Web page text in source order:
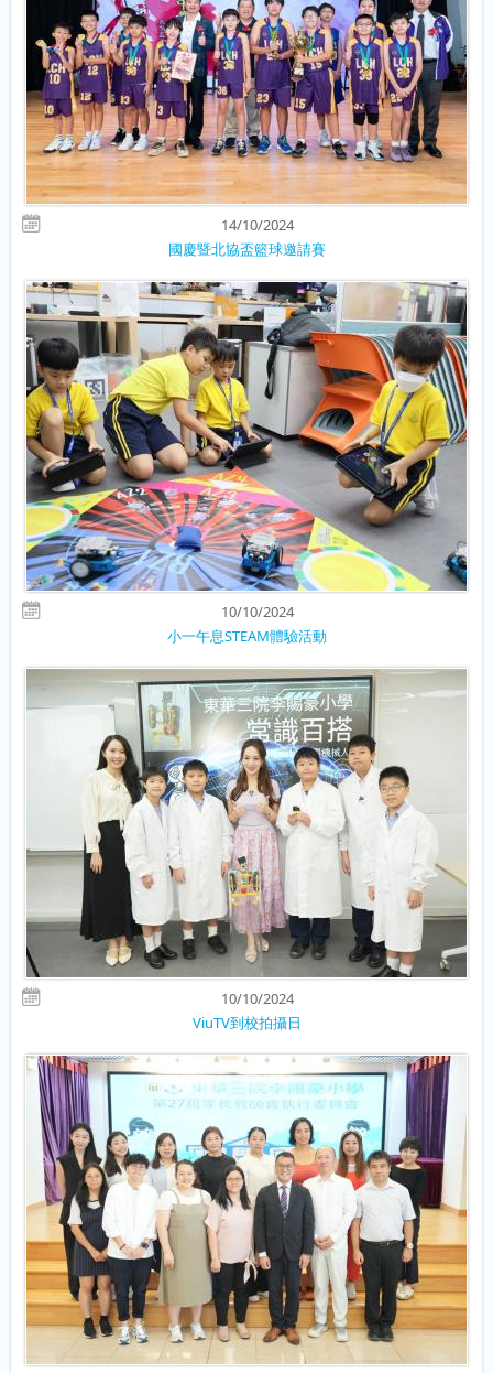
14/10/2024
國慶暨北協盃籃球邀請賽
10/10/2024
小一午息STEAM體驗活動
10/10/2024
ViuTV到校拍攝日